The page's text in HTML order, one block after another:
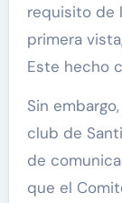
requisito de
primera
Este hecho
Sin
club de
de
que el